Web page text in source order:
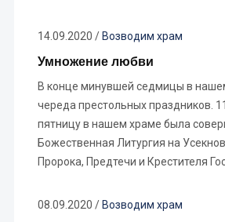
14.09.2020 / Возводим храм
Умножение любви
В конце минувшей седмицы в
череда престольных праздников.
пятницу в нашем храме была
Божественная Литургия на
Пророка, Предтечи и Крестителя
08.09.2020 / Возводим храм